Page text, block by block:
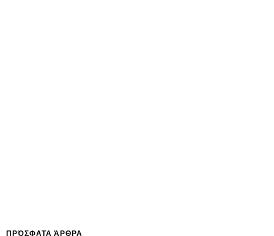
ΠΡΌΣΦΑΤΑ ΆΡΘΡΑ